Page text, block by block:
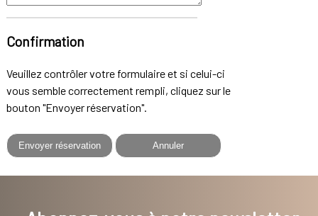
Confirmation
Veuillez contrôler votre formulaire et si celui-ci
vous semble correctement rempli, cliquez sur le
bouton "Envoyer réservation".